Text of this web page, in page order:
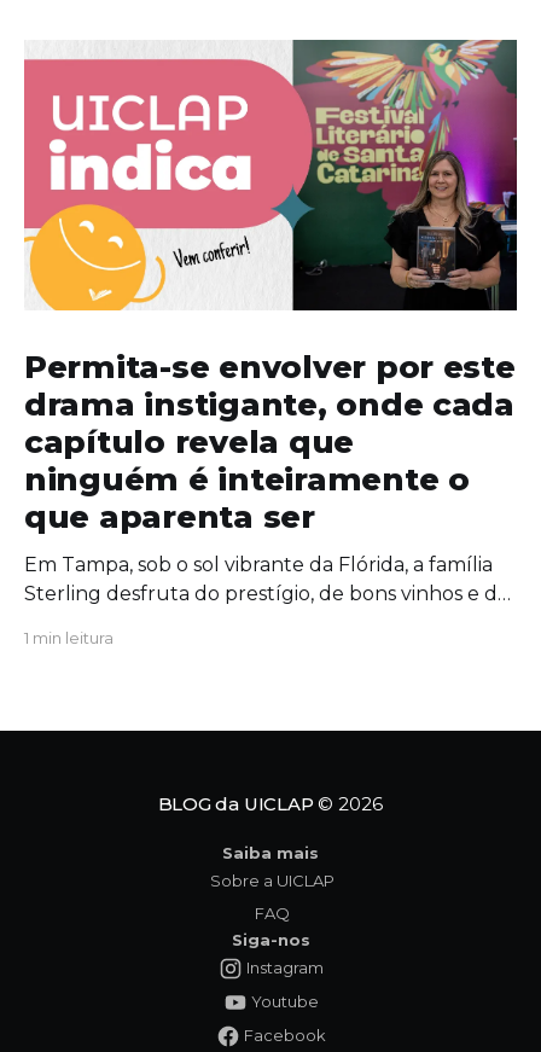
Permita-se envolver por este
drama instigante, onde cada
capítulo revela que
ninguém é inteiramente o
que aparenta ser
Em Tampa, sob o sol vibrante da Flórida, a família
Sterling desfruta do prestígio, de bons vinhos e de
trás das portas fechadas da mansão, segredos
ressurge com um
1 min leitura
BLOG da UICLAP © 2026
Saiba mais
Sobre a UICLAP
FAQ
Siga-nos
Instagram
Youtube
Facebook